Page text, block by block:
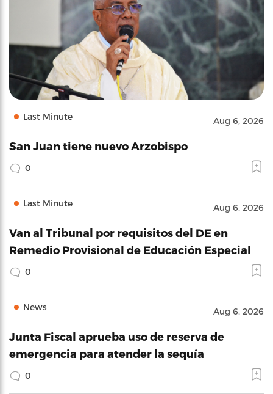
Last Minute Aug 6, 2026
San Juan tiene nuevo Arzobispo
0
Last Minute Aug 6, 2026
Van al Tribunal por requisitos del DE en
Remedio Provisional de Educación Especial
0
News Aug 6, 2026
Junta Fiscal aprueba uso de reserva de
emergencia para atender la sequía
0